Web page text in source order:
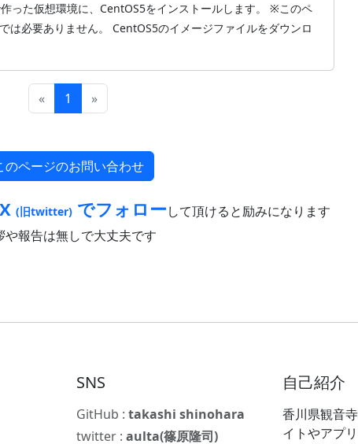
った仮想環境に、CentOS5をインストールします。 ※このペ
は必要ありません。 CentOS5のイメージファイルをダウンロ
« 1 »
のページのお問い合わせ
X(旧twitter) でフォローして頂けると励みになります
や報告は無しで大丈夫です
SNS
GitHub :takashi shinohara
twitter :aulta(篠原隆司)
自己紹介
香川県観音
イトやアプ